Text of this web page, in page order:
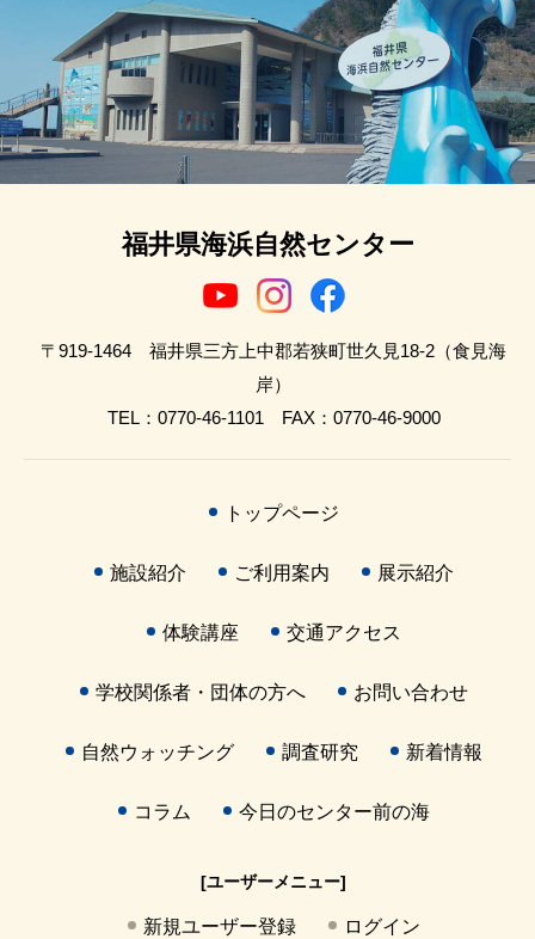
福井県海浜自然センター
〒919-1464 福井県三方上中郡若狭町世久見18-2（食見海
岸）
TEL：0770-46-1101 FAX：0770-46-9000
トップページ
施設紹介 ご利用案内 展示紹介
体験講座 交通アクセス
学校関係者・団体の方へ お問い合わせ
自然ウォッチング 調査研究 新着情報
コラム 今日のセンター前の海
[ユーザーメニュー]
新規ユーザー登録 ログイン